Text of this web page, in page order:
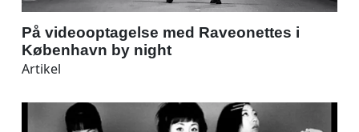
På videooptagelse med Raveonettes i
København by night
Artikel